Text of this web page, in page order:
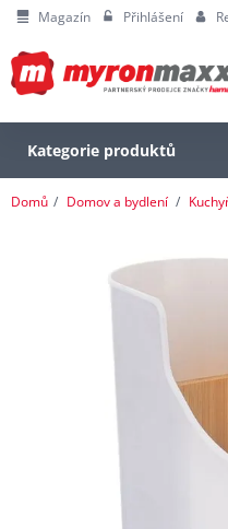
Magazín Přihlášení
Kategorie produktů
Domů Domov a bydlení